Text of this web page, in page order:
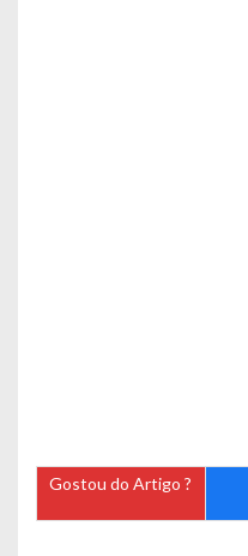
Gostou do Artigo ?